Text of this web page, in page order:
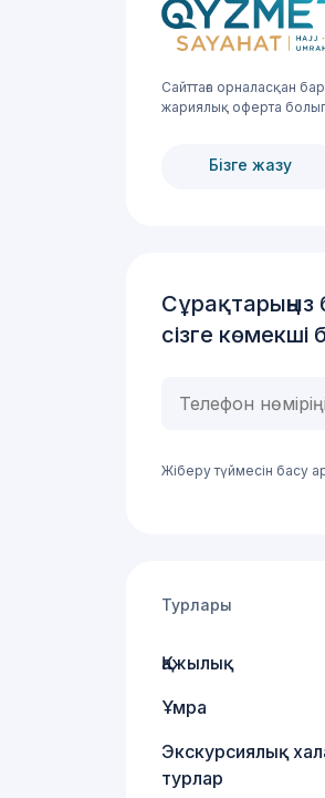
Сайттаға орналасқан
жариялық оферта
Бізге жазу
Сұрақтарыңыз
сізге көмекші
телефон
Жіберу түймесін басу
Турлары
Қажылық
Ұмра
Экскурсиялық
турлар